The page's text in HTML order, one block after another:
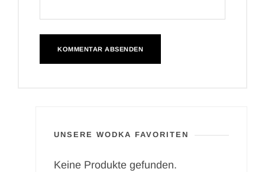
UNSERE WODKA FAVORITEN
Keine Produkte gefunden.